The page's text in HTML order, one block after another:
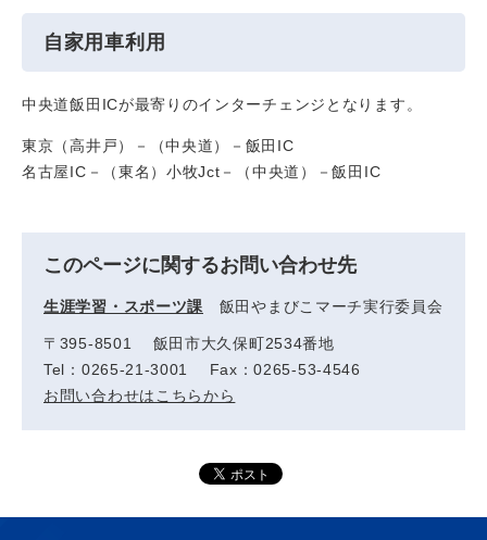
自家用車利用
中央道飯田ICが最寄りのインターチェンジとなります。
東京（高井戸）－（中央道）－飯田IC
名古屋IC－（東名）小牧Jct－（中央道）－飯田IC
このページに関するお問い合わせ先
生涯学習・スポーツ課 飯田やまびこマーチ実行委員会
〒395-8501 飯田市大久保町2534番地
Tel：0265‐21‐3001 Fax：0265‐53‐4546
お問い合わせはこちらから